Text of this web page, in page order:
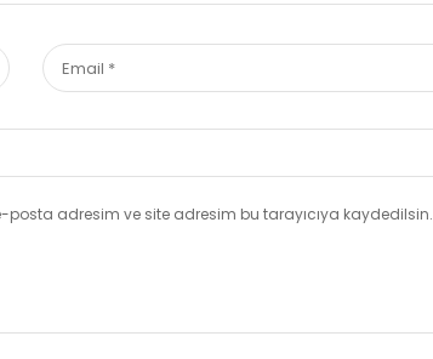
posta adresim ve site adresim bu tarayıcıya kaydedilsin.